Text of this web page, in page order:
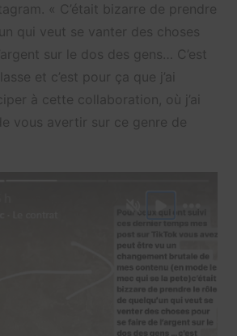
« C’était bizarre de prendre
qui veut se vanter des choses
sur le dos des gens… C’est
et c’est pour ça que j’ai
à cette collaboration, où j’ai
vous avertir sur ce genre de